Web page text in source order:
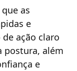
as
e
ação claro
postura, além
e